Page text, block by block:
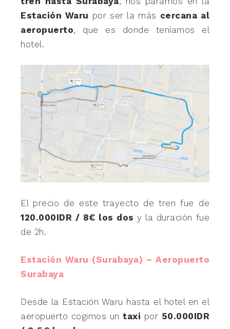
Estación Waru por ser la más cercana al
aeropuerto, que es donde teníamos el
hotel.
El precio de este trayecto de tren fue de
120.000IDR / 8€ los dos y la duración fue
de 2h.
Estación Waru (Surabaya) – Aeropuerto
Surabaya
Desde la Estación Waru hasta el hotel en el
aeropuerto cogimos un taxi por 50.000IDR